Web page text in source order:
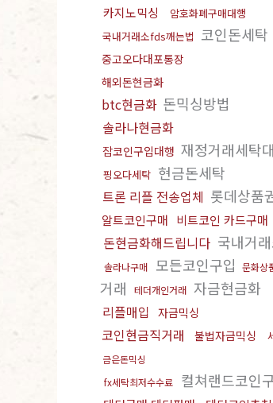
카지노믹싱
암호화폐구매대행
국내거래소fds깨는법 코인돈세탁
중고오다대포통장
해외돈현금화
btc현금화 돈믹싱방법
솔라나현금화
잡코인구입대행 재정거래세탁
핑오다세탁 현금돈세탁
트론 리플 전송업체 롯데상품
알트코인구매 비트코인 카드구매
돈현금화해드립니다 국내거
솔라나구매 모든코인구입 문화상
거래
테더개인거래 자금현금화
리플매입 자금믹싱
코인현금직거래 불법자금믹싱
금은돈믹싱
fx세탁최저수수료
컬쳐랜드코인